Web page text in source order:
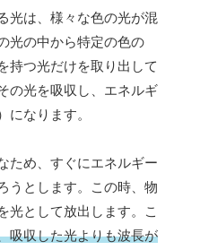
光は、様々な色の光が混
光の中から特定の色の
持つ光だけを取り出して
の光を吸収し、エネルギ
になります。
ため、すぐにエネルギー
うとします。この時、物
光として放出します。こ
吸収した光よりも波長が